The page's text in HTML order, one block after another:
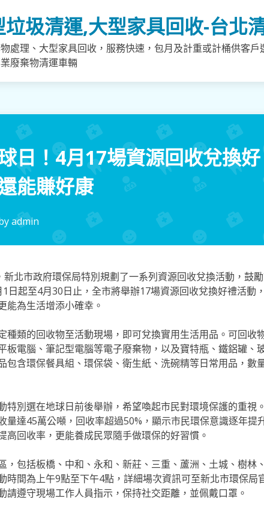
圾清運,大型家具回收-台北
處理、大型家具回收，服務快速，包月及計重或計桶供客
廢棄物清運車輛
日！4月17場資源回收兌換好
能賺好康
admin
北市政府環保局特別規劃了一系列資源回收兌換活動，鼓
日起至4月30日止，全市將舉辦17場資源回收兌換好禮活動
能為生活增添小確幸。
種類的回收物至活動現場，即可兌換實用生活用品。可回收
板電腦、筆記型電腦等電子廢棄物，以及寶特瓶、鐵鋁罐、
包含環保餐具組、環保袋、衛生紙、洗碗精等日常用品，數
特別選在地球日前後舉辦，希望喚起市民對環境保護的重視
量達45萬公噸，回收率超過50%，顯示市民環保意識逐年提
高回收率，更能養成民眾隨手做環保的好習慣。
，包括板橋、中和、永和、新莊、三重、蘆洲、土城、樹林
時間為上午9點至下午4點，詳細場次資訊可至新北市環保局
請遵守現場工作人員指示，保持社交距離，並佩戴口罩。